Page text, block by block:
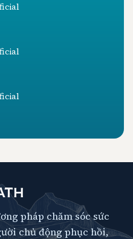
pháp chăm sóc sức
chủ động phục hồi,